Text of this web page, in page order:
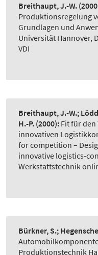
Breithaupt, J.-W.
Produktionsregelung
Grundlagen und
Universität Hannover,
VDI
Breithaupt, J.-W.;
H.-P. (2000): Fit für den
innovativen
for competition –
innovative logistics-
Werkstattstechnik
Bürkner, S.;
Produktionstechnik